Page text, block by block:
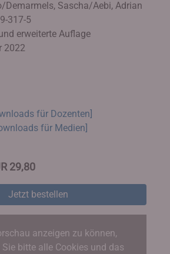
Demarmels, Sascha/Aebi, Adrian
317-5
erweiterte Auflage
2022
für Dozenten]
für Medien]
29,80
Jetzt bestellen
anzeigen zu können,
bitte alle Cookies und das